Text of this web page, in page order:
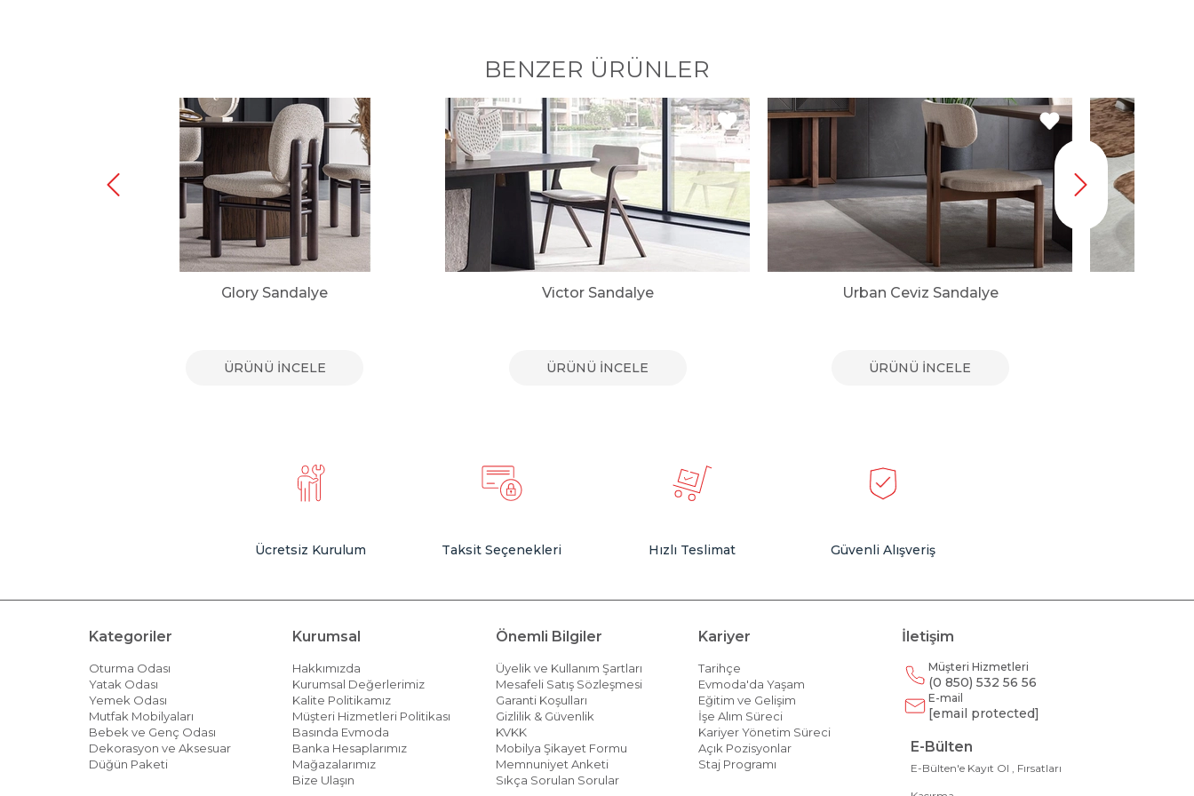
BENZER ÜRÜNLER
Glory Sandalye
ÜRÜNÜ İNCELE
Victor Sandalye
ÜRÜNÜ İNCELE
Urban Ceviz Sandalye
ÜRÜNÜ İNCELE
Ücretsiz Kurulum Taksit Seçenekleri Hızlı Teslimat Güvenli Alışveriş
Kategoriler
Oturma Odası
Yatak Odası
Yemek Odası
Mutfak Mobilyaları
Bebek ve Genç Odası
Dekorasyon ve Aksesuar
Düğün Paketi
Kurumsal
Hakkımızda
Kurumsal Değerlerimiz
Kalite Politikamız
Müşteri Hizmetleri Politikası
Basında Evmoda
Banka Hesaplarımız
Mağazalarımız
Bize Ulaşın
Önemli Bilgiler
Üyelik ve Kullanım Şartları
Mesafeli Satış Sözleşmesi
Garanti Koşulları
Gizlilik & Güvenlik
KVKK
Mobilya Şikayet Formu
Memnuniyet Anketi
Sıkça Sorulan Sorular
Kariyer
Tarihçe
Evmoda'da Yaşam
Eğitim ve Gelişim
İşe Alım Süreci
Kariyer Yönetim Süreci
Açık Pozisyonlar
Staj Programı
İletişim
Müşteri Hizmetleri
(0 850) 532 56 56
E-mail
[email protected]
E-Bülten
E-Bülten'e Kayıt Ol , Fırsatları